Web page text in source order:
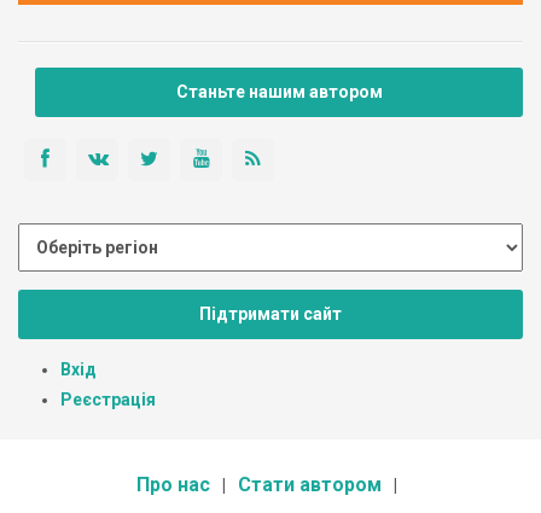
Станьте нашим автором
Підтримати сайт
Вхід
Реєстрація
Про нас Стати автором